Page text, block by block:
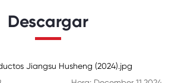
Descargar
Jiangsu Husheng (2024).jpg